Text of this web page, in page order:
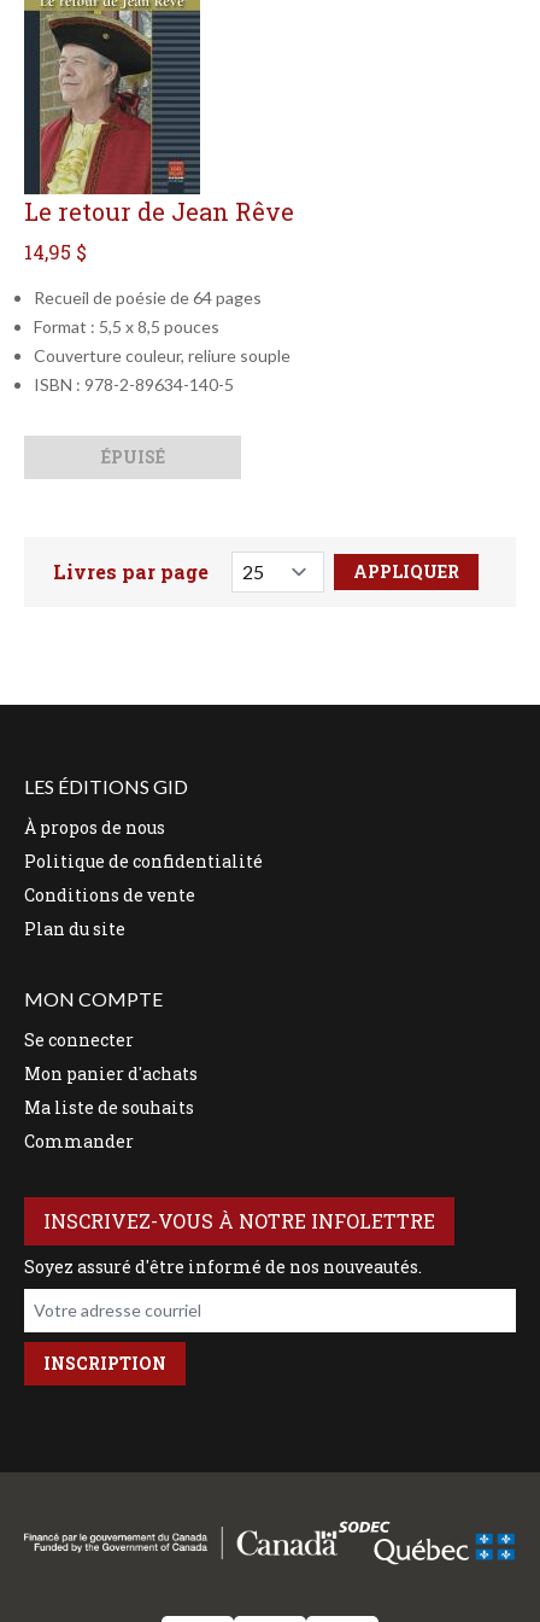
Le retour de Jean Rêve
14,95 $
Recueil de poésie de 64 pages
Format : 5,5 x 8,5 pouces
Couverture couleur, reliure souple
ISBN : 978-2-89634-140-5
ÉPUISÉ
Faites votre recherche ici
Livres par page
LES ÉDITIONS GID
À propos de nous
Politique de confidentialité
Conditions de vente
Plan du site
MON COMPTE
Se connecter
Mon panier d'achats
Ma liste de souhaits
Commander
INSCRIVEZ-VOUS À NOTRE INFOLETTRE
Soyez assuré d'être informé de nos nouveautés.
Votre adresse courriel